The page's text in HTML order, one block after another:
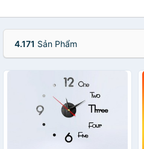
4.171 Sản Phẩm